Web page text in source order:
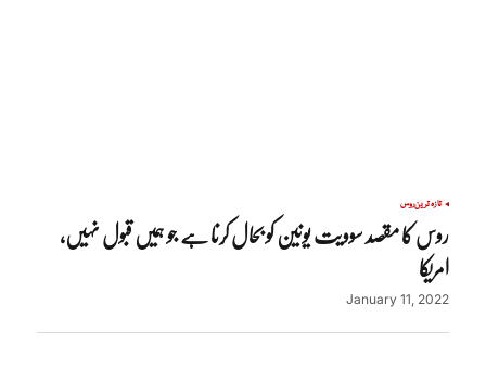
تازہ ترینروس
روس کا مقصد سوویت یونین کو بحال کرنا ہے جو ہمیں قبول نہیں،
امریکا
January 11, 2022